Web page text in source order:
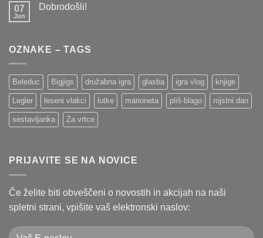
podarili?
Dan
07
Jun
Dobrodošli!
OZNAKE – TAGS
Beleduc Bigjigs družabna igra glasba igra vlog knjige
Legler leseni vlakci lutke marioneta pliš-blago rojstni dan
sestavljanka Za vrtce
PRIJAVITE SE NA NOVICE
Če želite biti obveščeni o novostih in akcijah na naši
spletni strani, vpišite vaš elektronski naslov: